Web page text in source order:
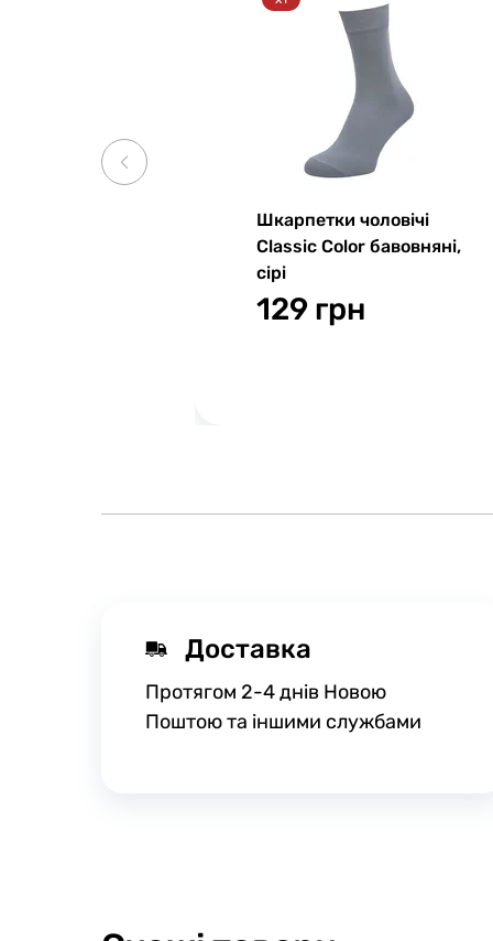
Шкарпетки чоловічі
Classic Color бавовняні,
сірі
129 грн
Доставка
Протягом 2-4 днів Новою
Поштою та іншими службами